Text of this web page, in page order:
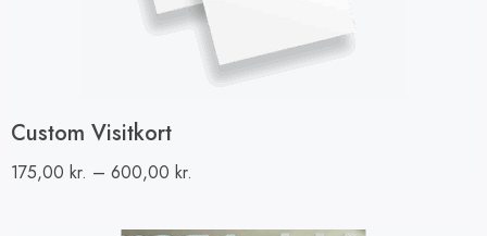
Custom Visitkort
175,00 kr. – 600,00 kr.